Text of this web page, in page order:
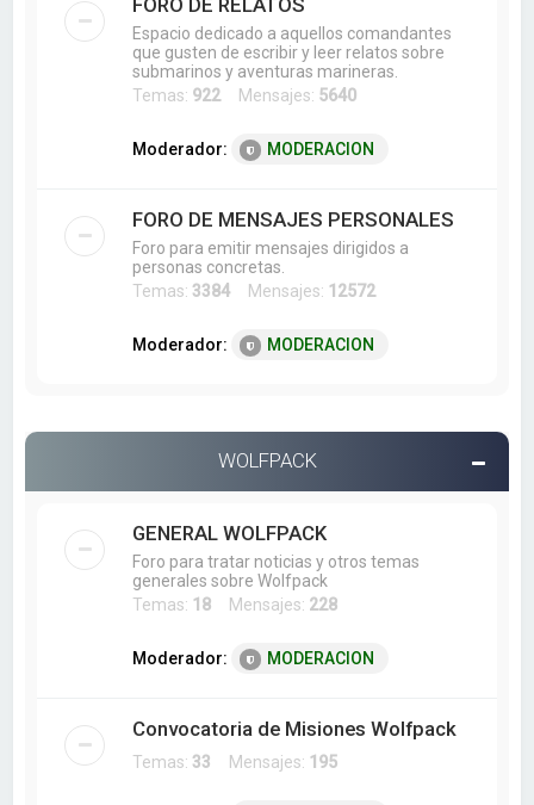
FORO DE RELATOS
Espacio dedicado a aquellos comandantes
que gusten de escribir y leer relatos sobre
submarinos y aventuras marineras.
Temas: 922Mensajes: 5640
Moderador: MODERACION
FORO DE MENSAJES PERSONALES
Foro para emitir mensajes dirigidos a
personas concretas.
Temas: 3384 Mensajes: 12572
Moderador: MODERACION
WOLFPACK
GENERAL WOLFPACK
Foro para tratar noticias y otros temas
generales sobre Wolfpack
Temas: 18 Mensajes: 228
Moderador: MODERACION
Convocatoria de Misiones Wolfpack
Temas: 33 Mensajes: 195